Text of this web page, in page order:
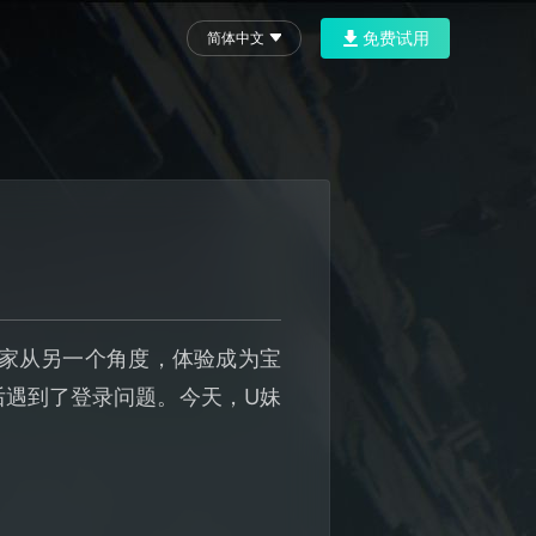
简体中文 免费试用
从另一个角度，体验成为宝
到了登录问题。今天，U妹